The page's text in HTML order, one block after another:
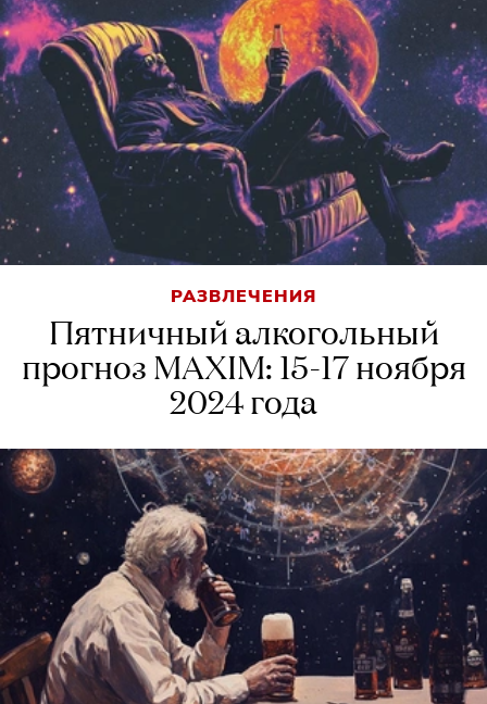
РАЗВЛЕЧЕНИЯ
Пятничный алкогольный
прогноз MAXIM: 15-17 ноября
2024 года